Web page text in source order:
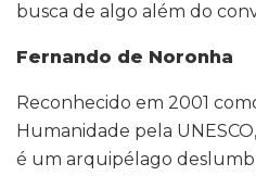
busca de algo além do
Fernando de Noronha
Reconhecido em 2001
Humanidade pela
é um arquipélago